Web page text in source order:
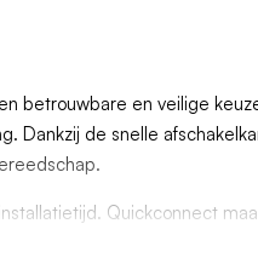
betrouwbare en veilige
de snelle
Quickconnect